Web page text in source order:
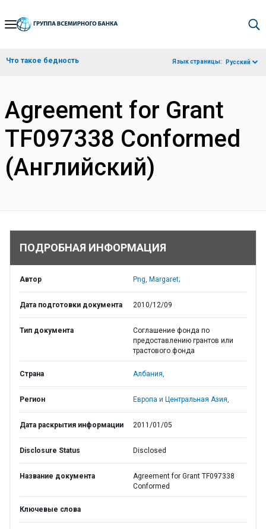
Skip
Navigation
Что такое бедность Язык страницы: Русский
Agreement for Grant
TF097338 Conformed
(Английский)
ПОДРОБНАЯ ИНФОРМАЦИЯ
Автор Png, Margaret;
Дата подготовки документа 2010/12/09
Тип документа
Соглашение фонда по
предоставлению грантов или
трастового фонда
Страна Албания,
Регион Европа и Центральная Азия,
Дата раскрытия информации 2011/01/05
Disclosure Status Disclosed
Название документа
Agreement for Grant TF097338
Conformed
Ключевые слова